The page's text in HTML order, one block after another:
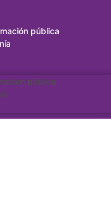
pública
pública